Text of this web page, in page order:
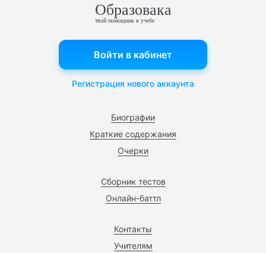
Образовака
твой помощник в учебе
Биографии
Краткие содержания
Очерки
Сборник тестов
Онлайн-баттл
Контакты
Учителям
Войти в кабинет
Регистрация нового аккаунта